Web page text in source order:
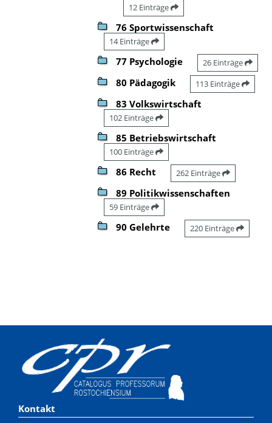
12 Einträge
76 Sportwissenschaft
14 Einträge
77 Psychologie 26 Einträge
80 Pädagogik 113 Einträge
83 Volkswirtschaft
102 Einträge
85 Betriebswirtschaft
100 Einträge
86 Recht 262 Einträge
89 Politikwissenschaften
59 Einträge
90 Gelehrte 220 Einträge
Kontakt